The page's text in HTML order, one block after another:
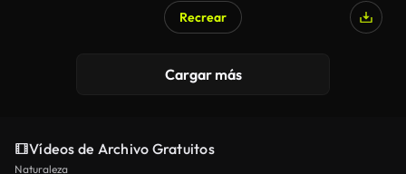
Recrear
Cargar más
Vídeos de Archivo Gratuitos
Naturaleza